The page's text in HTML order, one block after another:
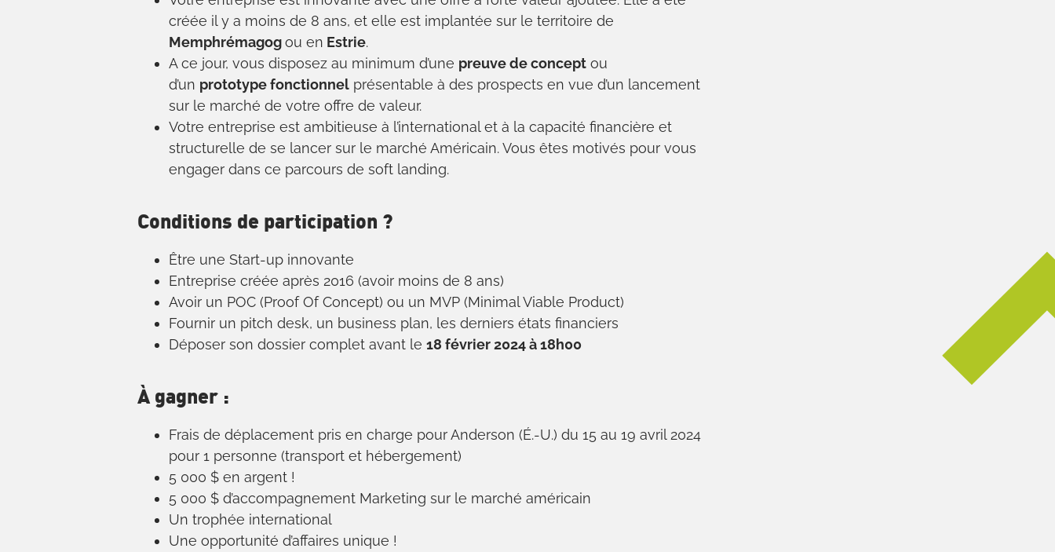
créée il y a moins de 8 ans, et elle est implantée sur le territoire de
Memphrémagogou en Estrie.
A ce jour, vous disposez au minimum d’une preuve de conceptou
d’un prototype fonctionnelprésentable à des prospects en vue d’un lancement
sur le marché de votre offre de valeur.
Votre entreprise est ambitieuse à l’international et à la capacité financière et
structurelle de se lancer sur le marché Américain. Vous êtes motivés pour vous
engager dans ce parcours de soft landing.
Conditions de participation ?
Être une Start-up innovante
Entreprise créée après 2016 (avoir moins de 8 ans)
Avoir un POC (Proof Of Concept) ou un MVP (Minimal Viable Product)
Fournir un pitch desk, un business plan, les derniers états financiers
Déposer son dossier complet avant le 18 février 2024 à 18h00
À gagner :
Frais de déplacement pris en charge pour Anderson (É.-U.) du 15 au 19 avril 2024
pour 1 personne (transport et hébergement)
5 000 $ en argent !
5 000 $ d’accompagnement Marketing sur le marché américain
Un trophée international
Une opportunité d’affaires unique !